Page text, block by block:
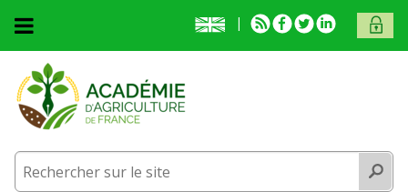
L'académie
Activités
Membres
English
presentation
RSSFacebook
TwitterLinkedinACCÈS
Accueil
Activités